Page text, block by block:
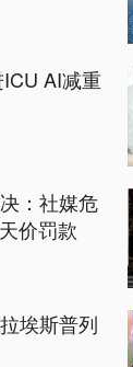
AI减重
：社媒危
价罚款
埃斯普列